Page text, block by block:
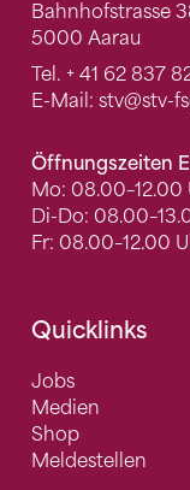
Bahnhofstrasse
5000 Aarau
Tel. + 41 62 837
E-Mail: stv@stv-
Öffnungszeiten
Mo: 08.00–12.00
Di-Do:
Fr: 08.00–12.00
Quicklinks
Jobs
Medien
Shop
Meldestellen